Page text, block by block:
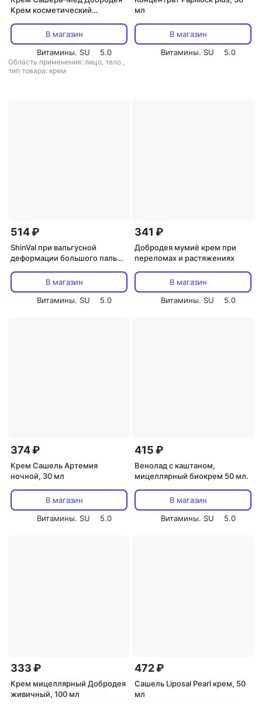
Крем косметический
мл MED-03/08 113-85038
В магазин
Витамины. SU
5.0
Область применения: лицо, тело ,
тип товара: крем
мл
В магазин
Витамины. SU
5.0
514 ₽
ShinVal при вальгусной
деформации большого пальца
и шина 1 параВ магазин
Витамины. SU
5.0
341 ₽
Добродея мумиё крем при
переломах и растяжениях
В магазин
Витамины. SU
5.0
374 ₽
Крем Сашель Артемия
ночной, 30 мл
В магазин
Витамины. SU
5.0
415 ₽
Венолад с каштаном,
мицеллярный биокрем 50 мл.
В магазин
Витамины. SU
5.0
333 ₽
Крем мицеллярный Добродея
живичный, 100 мл
472 ₽
Сашель Liposal Pearl крем, 50
мл